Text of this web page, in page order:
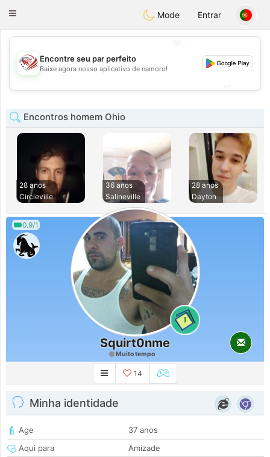
Dating
Toggle
Mode Entrar
💖
💕
Encontre seu par perfeito
Baixe agora nosso aplicativo de namoro!
Encontros homem Ohio
28 anos
Circleville
36 anos
Salineville
28 anos
Dayton
0.9/1
1
Squirt0nme
Muito tempo
14
Minha identidade
Age
37 anos
Aqui para
Amizade